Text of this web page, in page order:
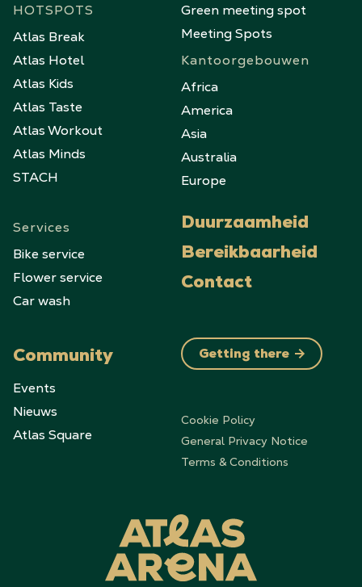
HOTSPOTS
Atlas Break
Atlas Hotel
Atlas Kids
Atlas Taste
Atlas Workout
Atlas Minds
STACH
Services
Bike service
Flower service
Car wash
Community
Events
Nieuws
Atlas Square
Green meeting spot
Meeting Spots
Kantoorgebouwen
Africa
America
Asia
Australia
Europe
Duurzaamheid
Bereikbaarheid
Contact
Getting there
Cookie Policy
General Privacy Notice
Terms & Conditions